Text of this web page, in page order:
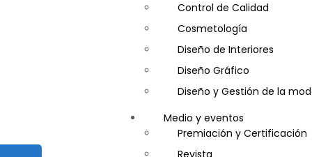
Control de Calidad
Cosmetología
Diseño de Interiores
Diseño Gráfico
Diseño y Gestión de la
Entrenador Personal y
Gastronomía
Gestor de Crédito y
Medio y eventos
Premiación y Certificación
Revista